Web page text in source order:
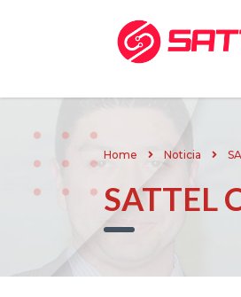
Home Noticia
SATTEL